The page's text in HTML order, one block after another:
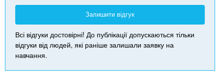
Залишити відгук
Всі відгуки достовірні! До публікації допускаються тільки
відгуки від людей, які раніше залишали заявку на
навчання.